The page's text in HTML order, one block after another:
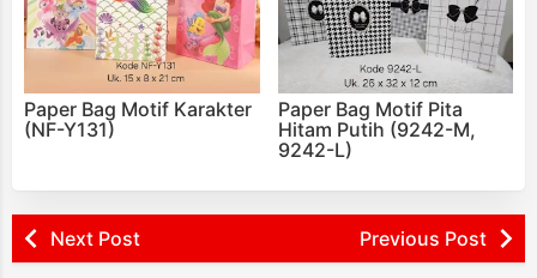
Paper Bag Motif Karakter
(NF-Y131)
Paper Bag Motif Pita
Hitam Putih (9242-M,
9242-L)
Next Post Previous Post